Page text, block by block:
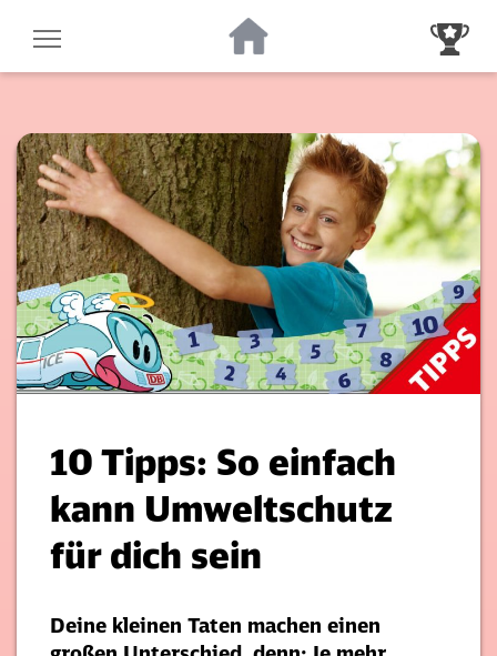
10 Tipps: So einfach
kann Umweltschutz
für dich sein
Deine kleinen Taten machen einen